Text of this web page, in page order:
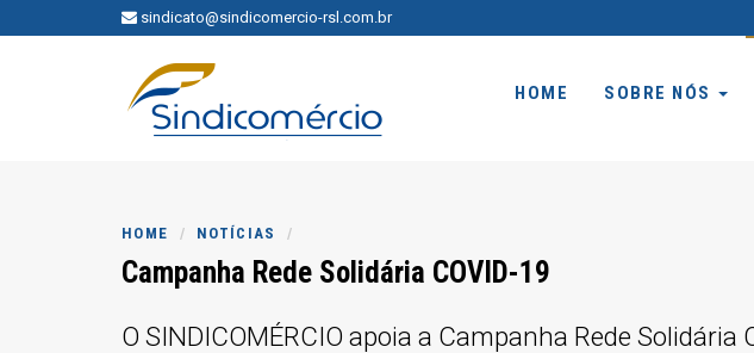
sindicato@sindicomercio-rsl.com.br
HOME SOBRE NÓS
HOME NOTÍCIAS
Campanha Rede Solidária COVID-19
O SINDICOMÉRCIO apoia a Campanha Rede